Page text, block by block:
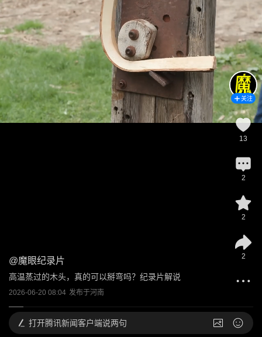
@魔眼纪录片
高温蒸过的木头，真的可以掰弯吗？纪录片解说
2026-06-20 08:04 发布于河南
关注
13
2
2
2
打开腾讯新闻客户端说两句